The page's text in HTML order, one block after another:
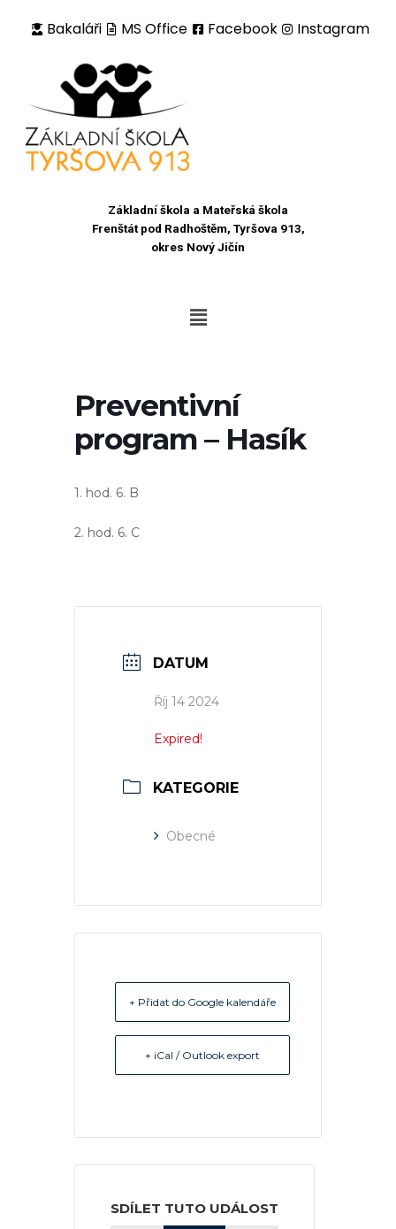
Bakaláři MS Office Facebook Instagram
Základní škola a Mateřská škola
Frenštát pod Radhoštěm, Tyršova 913,
okres Nový Jičín
Preventivní
program – Hasík
1. hod. 6. B
2. hod. 6. C
DATUM
Říj 14 2024
Expired!
KATEGORIE
Obecné
+ Přidat do Google kalendáře
+ iCal / Outlook export
SDÍLET TUTO UDÁLOST